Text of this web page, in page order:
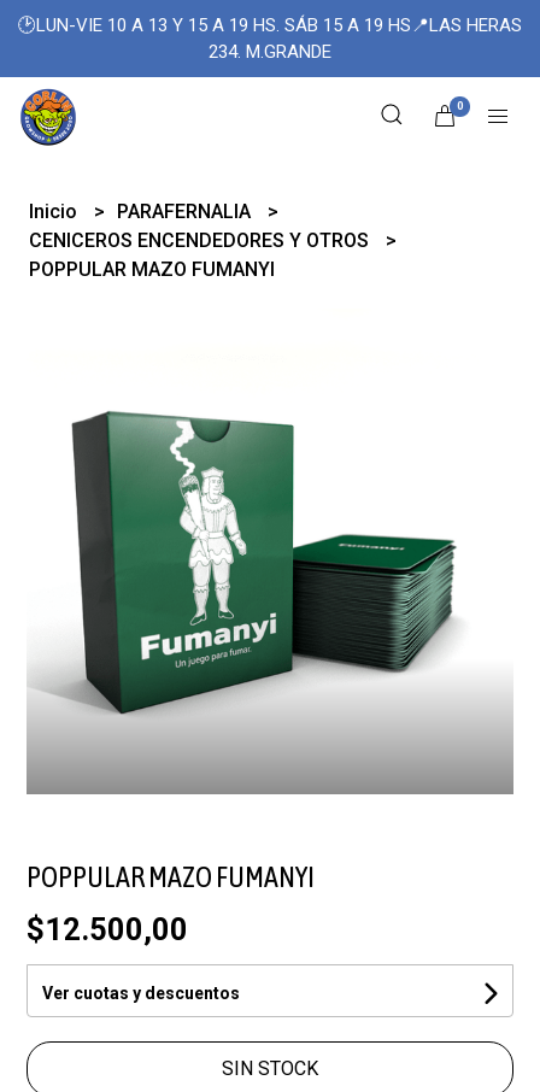
🕑LUN-VIE 10 A 13 Y 15 A 19 HS. SÁB 15 A 19 HS📍LAS HERAS
234. M.GRANDE
0
Inicio
PARAFERNALIA
CENICEROS ENCENDEDORES Y OTROS
POPPULAR MAZO FUMANYI
POPPULAR MAZO FUMANYI
$12.500,00
Ver cuotas y descuentos
SIN STOCK